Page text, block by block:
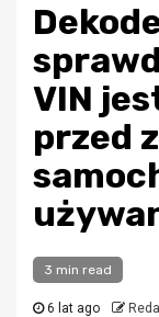
VIN
przed
3 min read
6 lat ago